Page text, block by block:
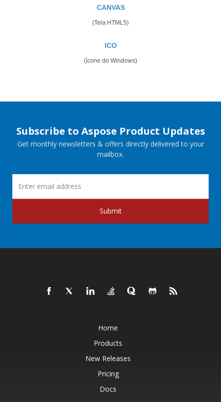
CANVAS
(Tela HTML5)
ICO
(ícone do Windows)
Subscribe to Aspose Product Updates
Get monthly newsletters & offers directly delivered to your
mailbox.
Submit
Home
Products
New Releases
Pricing
Docs